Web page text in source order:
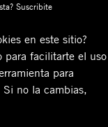
Suscribite
en este sitio?
para facilitarte el uso
para
no la cambias,